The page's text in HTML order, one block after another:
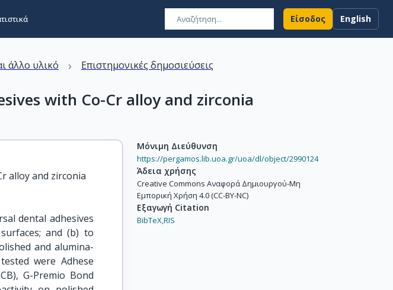
Είσοδος English
άλλο υλικό › Επιστημονικές δημοσιεύσεις
with Co-Cr alloy and zirconia
alloy and zirconia
dental adhesives
and (b) to
and alumina-
were Adhese
G-Premio Bond
Μόνιμη Διεύθυνση
https://pergamos.lib.uoa.gr/uoa/dl/object/2990124
Άδεια χρήσης
Creative Commons Αναφορά Δημιουργού-Μη
Εμπορική Χρήση 4.0 (CC-BY-NC)
Εξαγωγή Citation
BibTeX,RIS